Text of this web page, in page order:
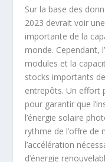
Sur la base des
2023 devrait voir
importante de la
monde. Cependant,
modules et la
stocks importants
entrepôts. Un effort
pour garantir que
l’énergie solaire
rythme de l’offre de
l’accélération
d’énergie